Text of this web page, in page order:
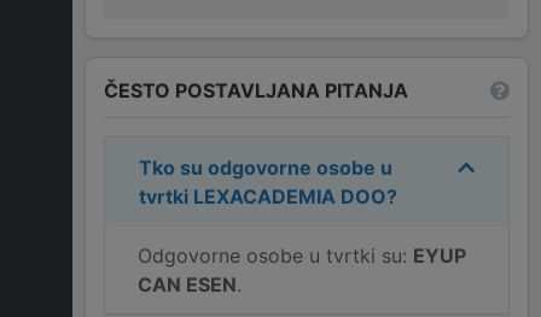
ČESTO POSTAVLJANA PITANJA
Tko su odgovorne osobe u
tvrtki LEXACADEMIA DOO?
Odgovorne osobe u tvrtki su: EYUP
CAN ESEN.